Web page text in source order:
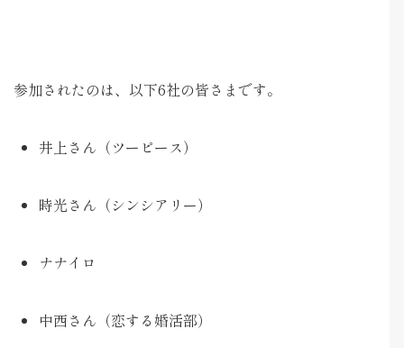
参加されたのは、以下6社の皆さまです。
井上さん（ツーピース）
時光さん（シンシアリー）
ナナイロ
中西さん（恋する婚活部）